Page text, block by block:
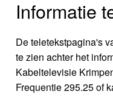
Informatie
De teletekstpagina's
te zien achter het
Kabeltelevisie
Frequentie 295.25 of